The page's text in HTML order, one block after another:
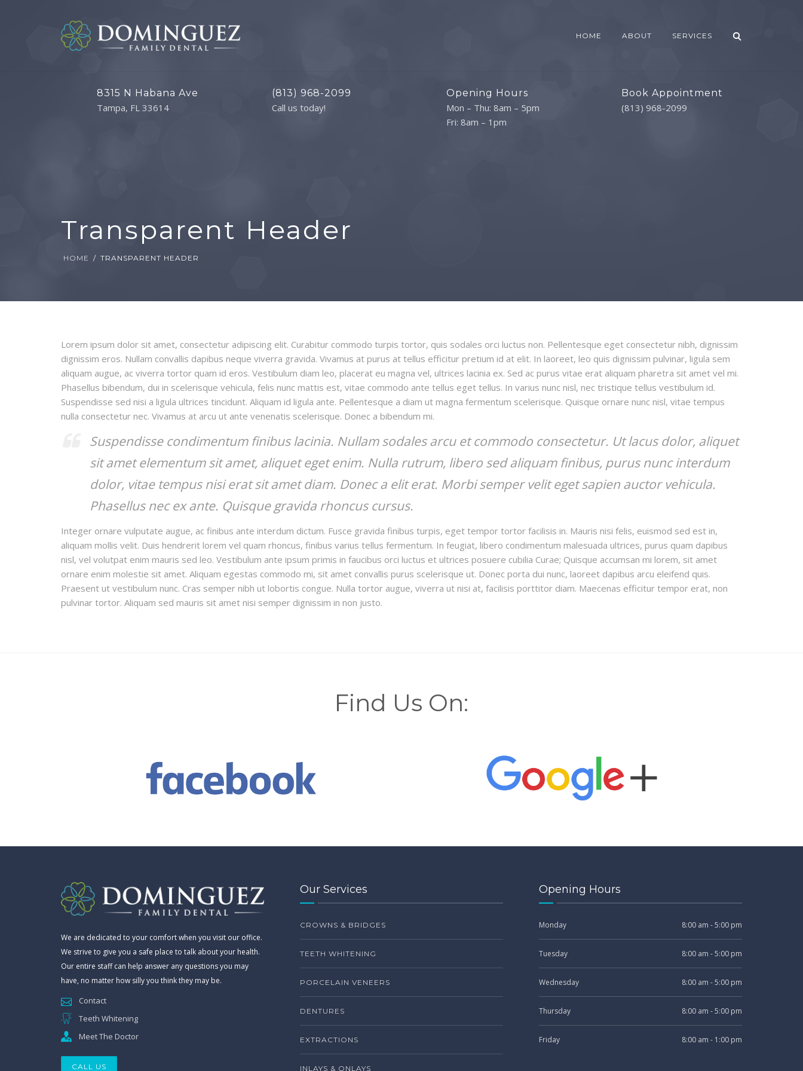
HOME ABOUT SERVICES
8315 N Habana Ave
Tampa, FL 33614
(813) 968-2099
Call us today!
Opening Hours
Mon – Thu: 8am – 5pm
Fri: 8am – 1pm
Book Appointment
(813) 968-2099
Transparent Header
HOME TRANSPARENT HEADER
Lorem ipsum dolor sit amet, consectetur adipiscing elit. Curabitur commodo turpis tortor, quis sodales orci luctus non. Pellentesque eget consectetur nibh, dignissim
dignissim eros. Nullam convallis dapibus neque viverra gravida. Vivamus at purus at tellus efficitur pretium id at elit. In laoreet, leo quis dignissim pulvinar, ligula sem
aliquam augue, ac viverra tortor quam id eros. Vestibulum diam leo, placerat eu magna vel, ultrices lacinia ex. Sed ac purus vitae erat aliquam pharetra sit amet vel mi.
Phasellus bibendum, dui in scelerisque vehicula, felis nunc mattis est, vitae commodo ante tellus eget tellus. In varius nunc nisl, nec tristique tellus vestibulum id.
Suspendisse sed nisi a ligula ultrices tincidunt. Aliquam id ligula ante. Pellentesque a diam ut magna fermentum scelerisque. Quisque ornare nunc nisl, vitae tempus
nulla consectetur nec. Vivamus at arcu ut ante venenatis scelerisque. Donec a bibendum mi.
Suspendisse condimentum finibus lacinia. Nullam sodales arcu et commodo consectetur. Ut lacus dolor, aliquet
sit amet elementum sit amet, aliquet eget enim. Nulla rutrum, libero sed aliquam finibus, purus nunc interdum
dolor, vitae tempus nisi erat sit amet diam. Donec a elit erat. Morbi semper velit eget sapien auctor vehicula.
Phasellus nec ex ante. Quisque gravida rhoncus cursus.
Integer ornare vulputate augue, ac finibus ante interdum dictum. Fusce gravida finibus turpis, eget tempor tortor facilisis in. Mauris nisi felis, euismod sed est in,
aliquam mollis velit. Duis hendrerit lorem vel quam rhoncus, finibus varius tellus fermentum. In feugiat, libero condimentum malesuada ultrices, purus quam dapibus
nisl, vel volutpat enim mauris sed leo. Vestibulum ante ipsum primis in faucibus orci luctus et ultrices posuere cubilia Curae; Quisque accumsan mi lorem, sit amet
ornare enim molestie sit amet. Aliquam egestas commodo mi, sit amet convallis purus scelerisque ut. Donec porta dui nunc, laoreet dapibus arcu eleifend quis.
Praesent ut vestibulum nunc. Cras semper nibh ut lobortis congue. Nulla tortor augue, viverra ut nisi at, facilisis porttitor diam. Maecenas efficitur tempor erat, non
pulvinar tortor. Aliquam sed mauris sit amet nisi semper dignissim in non justo.
Find Us On:
We are dedicated to your comfort when you visit our office.
We strive to give you a safe place to talk about your health.
Our entire staff can help answer any questions you may
have, no matter how silly you think they may be.
Contact
Teeth Whitening
Meet The Doctor
CALL US
Our Services
CROWNS & BRIDGES
TEETH WHITENING
PORCELAIN VENEERS
DENTURES
EXTRACTIONS
INLAYS & ONLAYS
Opening Hours
Monday 8:00 am - 5:00 pm
Tuesday 8:00 am - 5:00 pm
Wednesday 8:00 am - 5:00 pm
Thursday 8:00 am - 5:00 pm
Friday 8:00 am - 1:00 pm